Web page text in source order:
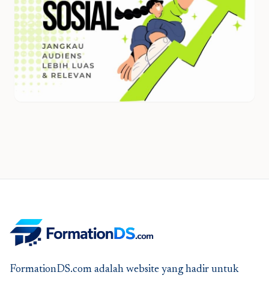
FormationDS.com adalah website yang hadir untuk